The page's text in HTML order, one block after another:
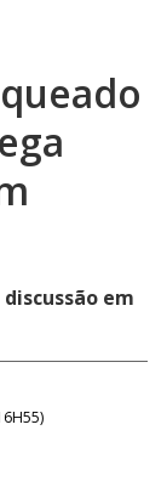
em
)